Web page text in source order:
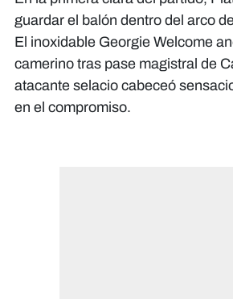
guardar el balón dentro del arco de
El inoxidable Georgie Welcome
camerino tras pase magistral de
atacante selacio cabeceó
en el compromiso.